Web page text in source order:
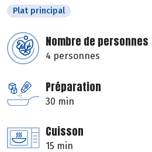
Plat principal
Nombre de personnes
4 personnes
Préparation
30 min
Cuisson
15 min